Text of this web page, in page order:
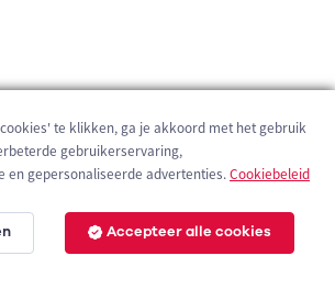
te klikken, ga je akkoord met het gebruik
gebruikerservaring,
en gepersonaliseerde advertenties.Cookiebeleid
Accepteer alle cookies